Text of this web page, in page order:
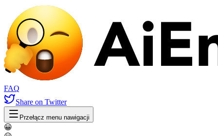
FAQ
Share on Twitter
Przełącz menu nawigacji
😀